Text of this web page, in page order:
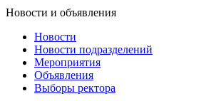
Новости и объявления
Новости
Новости подразделений
Мероприятия
Объявления
Выборы ректора